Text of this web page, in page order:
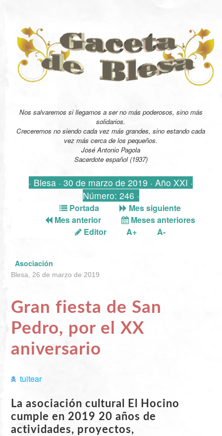
Nos salvaremos si llegamos a ser no más poderosos, sino más
solidarios.
Creceremos no siendo cada vez más grandes, sino estando cada
vez más cerca de los pequeños.
José Antonio Pagola
Sacerdote español (1937)
· Blesa · 30 de marzo de 2019 · Año XXI ·
Número: 246 ·
Portada
Mes siguiente
Mes anterior
Meses anteriores
Editor
A+ A-
Asociación
Blesa, 26 de marzo de 2019
Gran fiesta de San
Pedro, por el XX
aniversario
tuitear
La asociación cultural El Hocino
cumple en 2019 20 años de
actividades, proyectos,